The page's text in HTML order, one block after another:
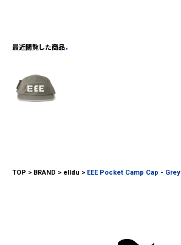
最近閲覧した商品
TOP BRAND elldu EEE Pocket Camp Cap - Grey